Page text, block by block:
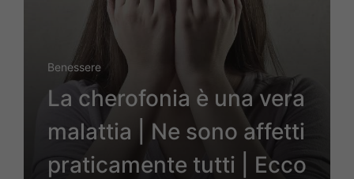
Benessere
La cherofonia è una vera
malattia | Ne sono affetti
praticamente tutti | Ecco